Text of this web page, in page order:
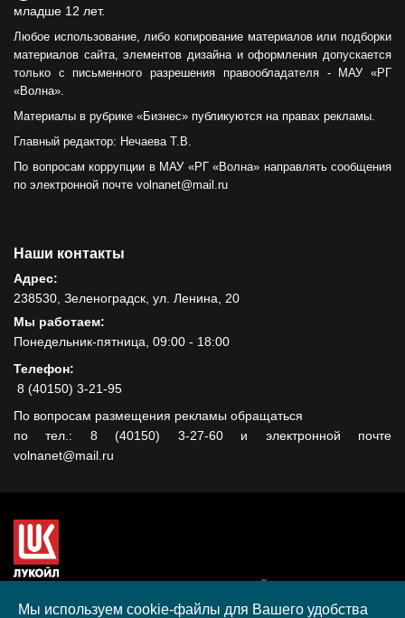
младше 12 лет.
Любое использование, либо копирование материалов или подборки
материалов сайта, элементов дизайна и оформления допускается
только с письменного разрешения правообладателя - МАУ «РГ
«Волна».
Материалы в рубрике «Бизнес» публикуются на правах рекламы.
Главный редактор: Нечаева Т.В.
По вопросам коррупции в МАУ «РГ «Волна» направлять сообщения
по электронной почте volnanet@mail.ru
Наши контакты
Адрес:
238530, Зеленоградск, ул. Ленина, 20
Мы работаем:
Понедельник-пятница, 09:00 - 18:00
Телефон:
8 (40150) 3-21-95
По вопросам размещения рекламы обращаться
по тел.: 8 (40150) 3-27-60 и электронной почте
volnanet@mail.ru
гранта, полученного в рамках XIII Конкурса социальных и
Мы используем cookie-файлы для Вашего удобства